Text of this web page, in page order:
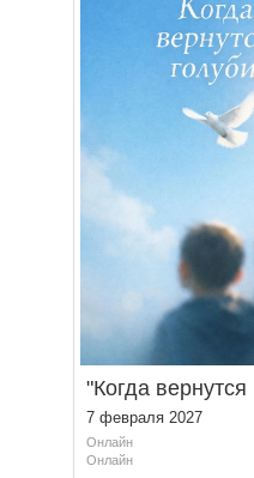
"Когда вернутся
7 февраля 2027
Онлайн
Онлайн